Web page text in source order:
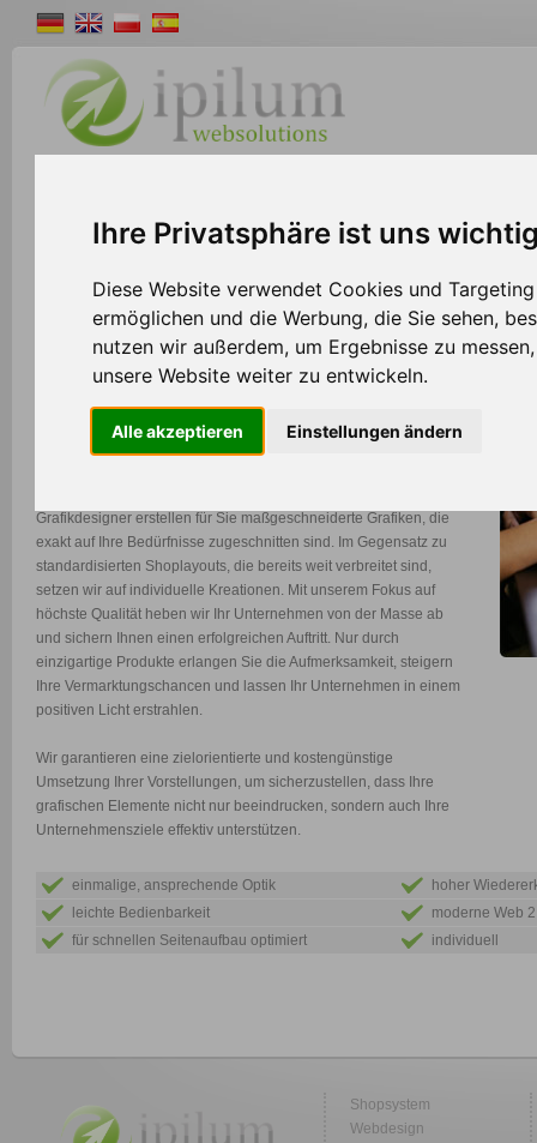
Ihre Privatsphäre ist uns
Diese Website verwendet Cookies und
ermöglichen und die Werbung, die Sie sehen,
nutzen wir außerdem, um Ergebnisse zu
unsere Website weiter zu entwickeln.
Alle akzeptieren Einstellungen ändern
>> Webdesign
Webdesign
Sie benötigen ein neues Firmenlogo, auffällige Werbebanner oder
sogar ein komplettes Webseitenlayout?
Grafikdesigner erstellen für Sie maßgeschneiderte Grafiken, die
exakt auf Ihre Bedürfnisse zugeschnitten sind. Im Gegensatz zu
standardisierten Shoplayouts, die bereits weit verbreitet sind,
setzen wir auf individuelle Kreationen. Mit unserem Fokus auf
höchste Qualität heben wir Ihr Unternehmen von der Masse ab
und sichern Ihnen einen erfolgreichen Auftritt. Nur durch
einzigartige Produkte erlangen Sie die Aufmerksamkeit, steigern
Ihre Vermarktungschancen und lassen Ihr Unternehmen in einem
positiven Licht erstrahlen.
Wir garantieren eine zielorientierte und kostengünstige
Umsetzung Ihrer Vorstellungen, um sicherzustellen, dass Ihre
grafischen Elemente nicht nur beeindrucken, sondern auch Ihre
Unternehmensziele effektiv unterstützen.
einmalige, ansprechende Optik
hoher
leichte Bedienbarkeit
moderne Web
für schnellen Seitenaufbau optimiert
individuell
Shopsystem
Webdesign